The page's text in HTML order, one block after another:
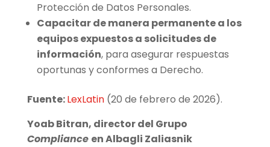
Protección de Datos Personales.
Capacitar de manera permanente a los
equipos expuestos a solicitudes de
información, para asegurar respuestas
oportunas y conformes a Derecho.
Fuente:LexLatin(20 de febrero de 2026).
Yoab Bitran, director del Grupo
Compliance en Albagli Zaliasnik